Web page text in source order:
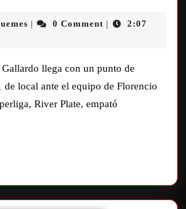
0 Comment
2:07
llega con un punto de
de local ante el equipo de Florencio
River Plate, empató